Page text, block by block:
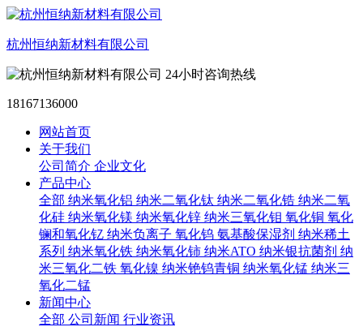
杭州恒纳新材料有限公司
24小时咨询热线
18167136000
网站首页
关于我们
公司简介 企业文化
产品中心
全部 纳米氧化铝 纳米二氧化钛 纳米二氧化锆 纳米二氧
化硅 纳米氧化镁 纳米氧化锌 纳米三氧化钼 氧化铜 氧化
镧和氧化钇 纳米负离子 氧化钨 氨基酸保湿剂 纳米稀土
系列 纳米氧化铁 纳米氧化铈 纳米ATO 纳米银抗菌剂 纳
米三氧化二铁 氧化镍 纳米铯钨青铜 纳米氧化锰 纳米三
氧化二锰
新闻中心
全部 公司新闻 行业资讯